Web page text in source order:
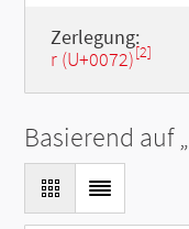
Zerlegung:
r (U+0072)[2]
Basierend auf „